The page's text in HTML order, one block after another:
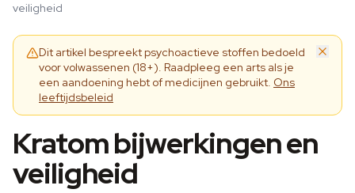
veiligheid
Dit artikel bespreekt psychoactieve stoffen bedoeld
voor volwassenen (18+). Raadpleeg een arts als je
een aandoening hebt of medicijnen gebruikt. Ons
leeftijdsbeleid
Kratom bijwerkingen en
veiligheid